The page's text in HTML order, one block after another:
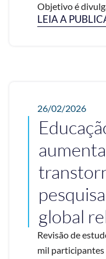
Objetivo é
LEIA A
26/02/2026
global
Revisão de
mil